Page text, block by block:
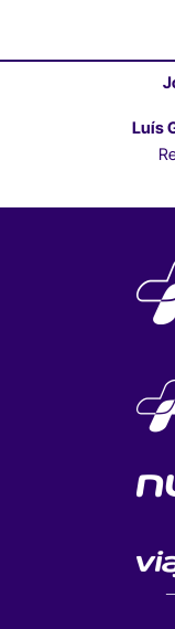
Luís